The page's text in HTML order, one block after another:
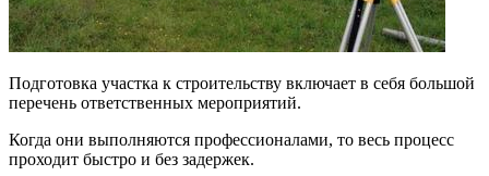
Подготовка участка к строительству включает в себя большой
перечень ответственных мероприятий.
Когда они выполняются профессионалами, то весь процесс
проходит быстро и без задержек.